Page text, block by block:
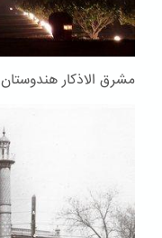
مشرق الاذکار هندوستان